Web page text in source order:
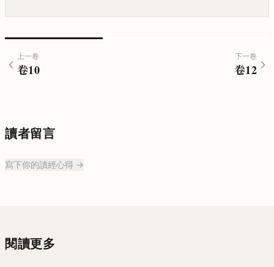
上一卷
卷10
下一卷
卷12
讀者留言
寫下你的讀經心得 →
閱讀更多